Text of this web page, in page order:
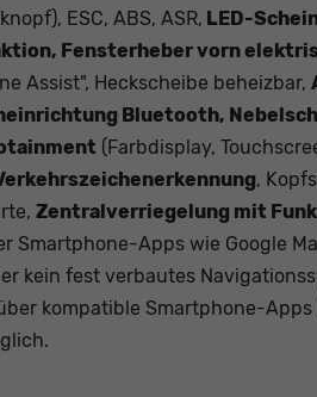
ESC, ABS, ASR, LED-
Fensterheber vorn
Assist", Heckscheibe beheizbar,
Bluetooth,
(Farbdisplay,
,
Zentralverriegelung mit
Smartphone-Apps wie Google
kein fest verbautes
kompatible Smartphone-Apps